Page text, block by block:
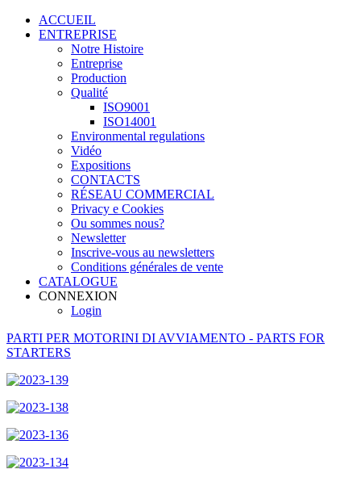
ACCUEIL
ENTREPRISE
Notre Histoire
Entreprise
Production
Qualité
ISO9001
ISO14001
Environmental regulations
Vidéo
Expositions
CONTACTS
RÉSEAU COMMERCIAL
Privacy e Cookies
Ou sommes nous?
Newsletter
Inscrive-vous au newsletters
Conditions générales de vente
CATALOGUE
CONNEXION
Login
PARTI PER MOTORINI DI AVVIAMENTO - PARTS FOR
STARTERS